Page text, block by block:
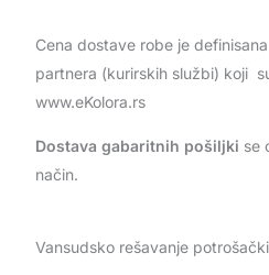
Cena dostave robe je
partnera (kurirskih službi) koji
www.eKolora.rs
Dostava gabaritnih pošiljki se
način.
Vansudsko rešavanje